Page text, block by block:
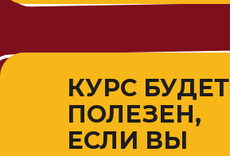
КУРС БУДЕТ
ПОЛЕЗЕН,
ЕСЛИ ВЫ